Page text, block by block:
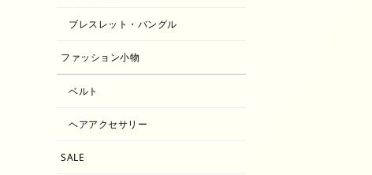
ブレスレット・バングル
ファッション小物
ベルト
ヘアアクセサリー
SALE